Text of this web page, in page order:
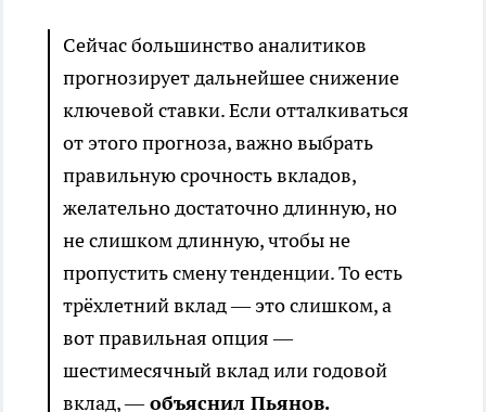
Сейчас большинство аналитиков
прогнозирует дальнейшее снижение
ключевой ставки. Если отталкиваться
от этого прогноза, важно выбрать
правильную срочность вкладов,
желательно достаточно длинную, но
не слишком длинную, чтобы не
пропустить смену тенденции. То есть
трёхлетний вклад — это слишком, а
вот правильная опция —
шестимесячный вклад или годовой
вклад, —объяснил Пьянов.